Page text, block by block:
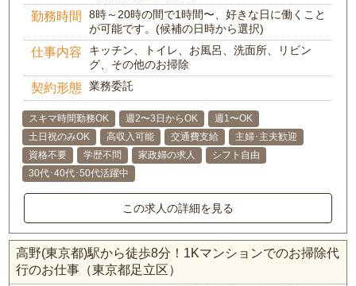
勤務時間
8時～20時の間で1時間〜、好きな日に働くこと
が可能です。(候補の日時から選択)
仕事内容
キッチン、トイレ、お風呂、洗面所、リビン
グ、その他のお掃除
契約形態 業務委託
スキマ時間勤務OK 週2〜3日からOK
週1〜OK
土日祝のみOK
高収入可能 交通費支給
主婦･主夫歓迎
資格不要
学歴不問 家政婦の求人
シフト自由
30代･40代･50代活躍中
この求人の詳細を見る
高野(東京都)駅から徒歩8分！1Kマンションでのお掃除代
行のお仕事（東京都足立区）